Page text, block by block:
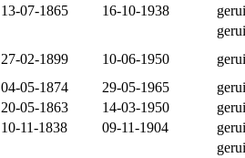
13-07-1865 16-10-1938
27-02-1899 10-06-1950
04-05-1874 29-05-1965
20-05-1863 14-03-1950
10-11-1838 09-11-1904